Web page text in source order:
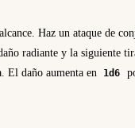
Haz un ataque de
radiante y la siguiente
El daño aumenta en
1d6